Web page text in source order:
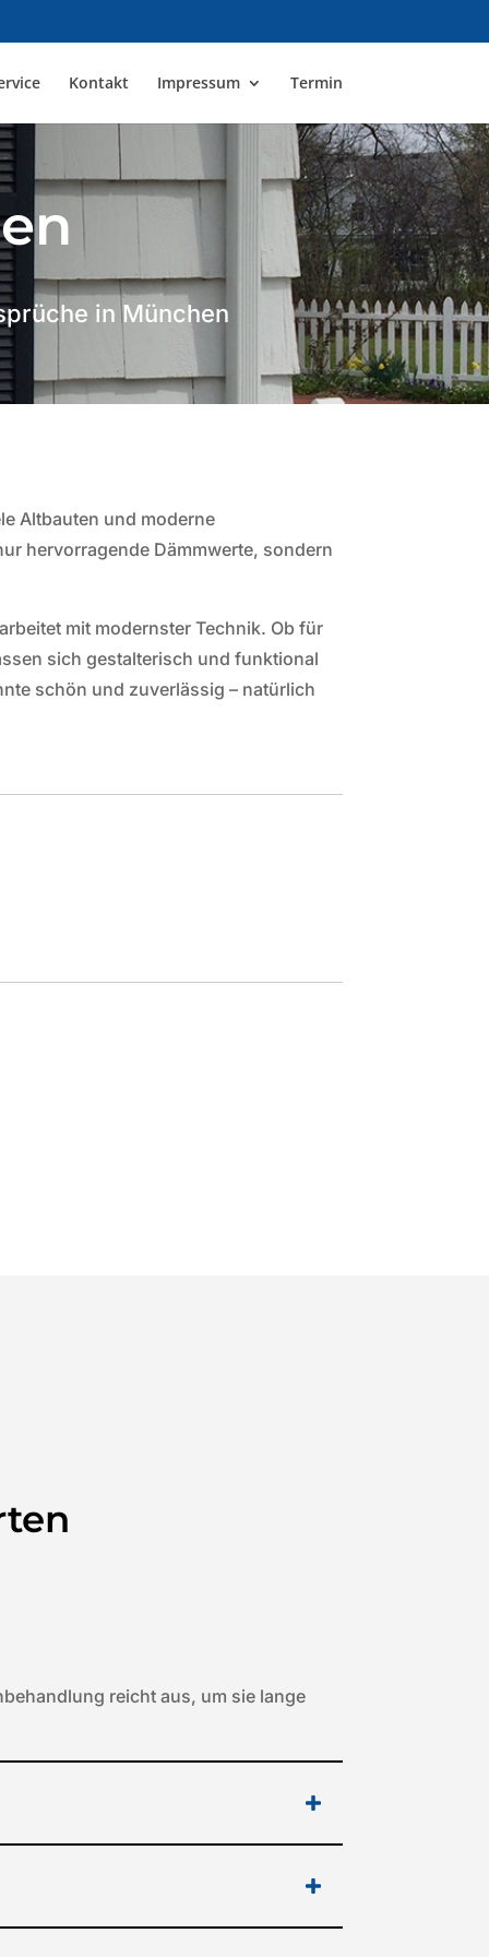
Kontakt Impressum Termin
in München
Altbauten und moderne
hervorragende Dämmwerte, sondern
mit modernster Technik. Ob für
sich gestalterisch und funktional
schön und zuverlässig – natürlich
reicht aus, um sie lange